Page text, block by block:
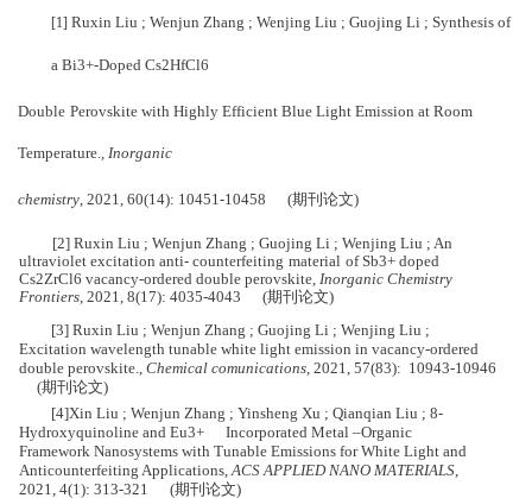
[1] Ruxin Liu ; Wenjun Zhang ; Wenjing Liu ; Guojing Li ; Synthesis of
a Bi3+-Doped Cs2HfCl6
Double Perovskite with Highly Efficient Blue Light Emission at Room
Temperature., Inorganic
chemistry, 2021, 60(14): 10451-10458 (期刊论文)
[2] Ruxin Liu ; Wenjun Zhang ; Guojing Li ; Wenjing Liu ; An
ultraviolet excitation anti- counterfeiting material of Sb3+ doped
Cs2ZrCl6 vacancy-ordered double perovskite, Inorganic Chemistry
Frontiers, 2021, 8(17): 4035-4043 (期刊论文)
[3] Ruxin Liu ; Wenjun Zhang ; Guojing Li ; Wenjing Liu ;
Excitation wavelength tunable white light emission in vacancy-ordered
double perovskite., Chemical comunications, 2021, 57(83): 10943-10946
(期刊论文)
[4]Xin Liu ; Wenjun Zhang ; Yinsheng Xu ; Qianqian Liu ; 8-
Hydroxyquinoline and Eu3+ Incorporated Metal –Organic
Framework Nanosystems with Tunable Emissions for White Light and
Anticounterfeiting Applications,ACS APPLIED NANO MATERIALS,
2021, 4(1): 313-321 (期刊论文)